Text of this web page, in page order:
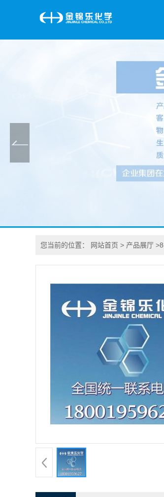
您当前的位置： 网站首页 > 产品展厅 >